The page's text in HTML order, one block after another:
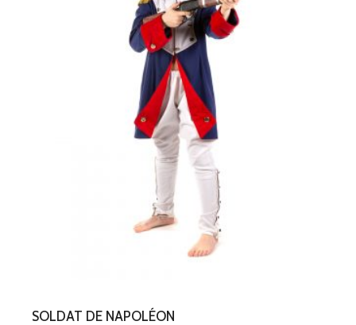
SOLDAT DE NAPOLÉON